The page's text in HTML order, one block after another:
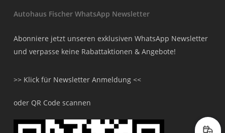
Autohaus Fischer WhatsApp Newsletter
Abonniere jetzt unseren exklusiven WhatsApp Newsletter
und verpasse keine Rabattaktionen & Angebote!
>> Klick für Newsletter Anmeldung <<
oder QR Code scannen